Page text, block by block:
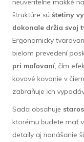
neuveriteľne mäkké
štruktúre sú štetiny
dokonale držia svoj
Ergonomicky
bielom prevedení
pri maľovaní, čím
kovové kovanie v
zabraňuje ich
Sada obsahuje
ktorému budete mať
detaily aj nanášanie